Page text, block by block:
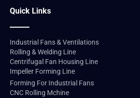
Quick Links
Industrial Fans & Ventilations
Rolling & Welding Line
Centrifugal Fan Housing Line
Impeller Forming Line
Forming For Industrial Fans
CNC Rolling Mchine